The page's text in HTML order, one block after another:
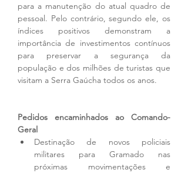
para a manutenção do atual quadro de
pessoal. Pelo contrário, segundo ele, os
índices positivos demonstram a
importância de investimentos contínuos
para preservar a segurança da
população e dos milhões de turistas que
visitam a Serra Gaúcha todos os anos.
Pedidos encaminhados ao Comando-
Geral
Destinação de novos policiais
militares para Gramado nas
próximas movimentações e